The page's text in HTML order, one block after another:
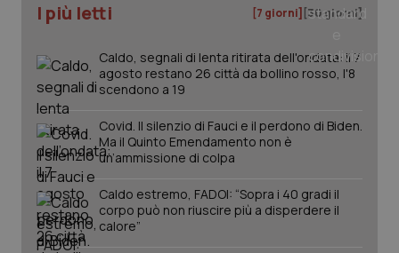
I più letti [7 giorni] [30 giorni]
Caldo, segnali di lenta ritirata dell'ondata: il 7
agosto restano 26 città da bollino rosso, l'8
scendono a 19
Covid. Il silenzio di Fauci e il perdono di Biden.
Ma il Quinto Emendamento non è
un’ammissione di colpa
Caldo estremo, FADOI: “Sopra i 40 gradi il
corpo può non riuscire più a disperdere il
calore”
tracking-sites-ironfish-
session-id
www.quotidianosanita.it